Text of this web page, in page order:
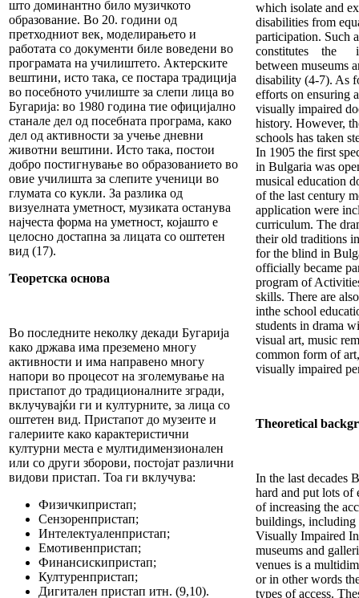
што доминантно било музичкото
образование. Во 20. години од
претходниот век, моделирањето и
работата со документи биле воведени во
програмата на училиштето. Актерските
вештини, исто така, се постара традиција
во посебното училиште за слепи лица во
Бугарија: во 1980 година тие официјално
станале дел од посебната програма, како
дел од активности за учење дневни
животни вештини. Исто така, постои
добро постигнување во образованието во
овие училишта за слепите ученици во
глумата со кукли. За разлика од
визуелната уметност, музиката останува
најчеста форма на уметност, којашто е
целосно достапна за лицата со оштетен
вид (17).
Теоретска основа
Во последните неколку декади Бугарија
како држава има преземено многу
активности и има направено многу
напори во процесот на зголемување на
пристапот до традиционалните згради,
вклучувајќи ги и културните, за лица со
оштетен вид. Пристапот до музеите и
галериите како карактеристични
културни места е мултидимензионален
или со други зборови, постојат различни
видови пристап. Тоа ги вклучува:
Физичкипристап;
Сензоренпристап;
Интелектуаленпристап;
Емотивенпристап;
Финансискипристап;
Културенпристап;
Дигитален пристап итн. (9,10).
which isolate and
disabilities from
participation. Such
constitutes
between museums
disability (4-7). As
efforts on ensuring
visually impaired
history. However,
schools has taken
In 1905 the first
in Bulgaria was
musical education
of the last century
application were
curriculum. The
their old traditions
for the blind in
officially became
program of
skills. There are
inthe school
students in drama
visual art, music
common form of
visually impaired
Theoretical
In the last decades
hard and put lots of
of increasing the
buildings, including
Visually Impaired
museums and
venues is a
or in other words
types of access.